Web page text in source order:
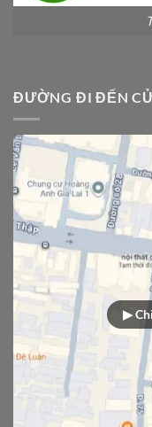
ĐƯỜNG ĐI ĐẾN
▶